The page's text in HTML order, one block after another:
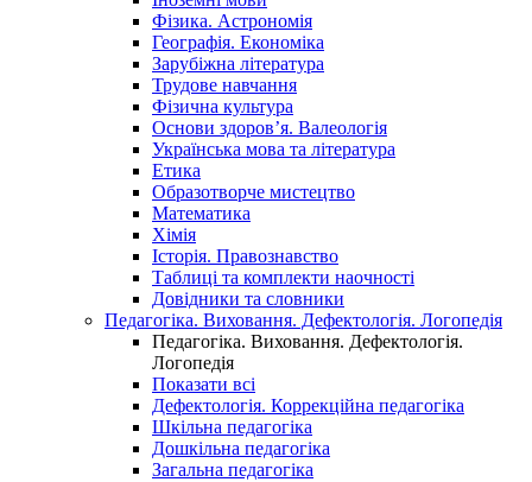
Фізика. Астрономія
Географія. Економіка
Зарубіжна література
Трудове навчання
Фізична культура
Основи здоров’я. Валеологія
Українська мова та література
Етика
Образотворче мистецтво
Математика
Хімія
Історія. Правознавство
Таблиці та комплекти наочності
Довідники та словники
Педагогіка. Виховання. Дефектологія. Логопедія
Педагогіка. Виховання. Дефектологія.
Логопедія
Показати всі
Дефектологія. Коррекційна педагогіка
Шкільна педагогіка
Дошкільна педагогіка
Загальна педагогіка